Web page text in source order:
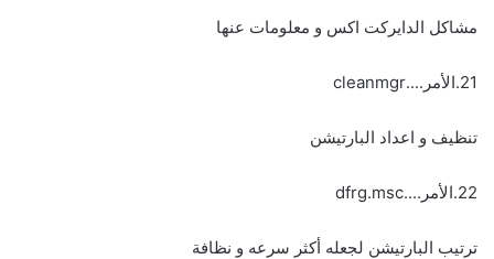
مشاكل الدايركت اكس و معلومات عنها
21.الأمر....cleanmgr
تنظيف و اعداد البارتيشن
22.الأمر....dfrg.msc
ترتيب البارتيشن لجعله أكثر سرعه و نظافة